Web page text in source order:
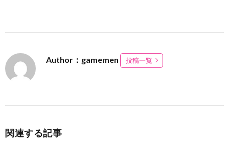
Author：gamemen 投稿一覧
関連する記事